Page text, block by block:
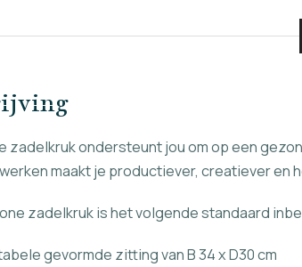
zadelkruk ondersteunt jou om op een
maakt je productiever, creatiever en
zadelkruk is het volgende standaard
gevormde zitting van B 34 x D30 cm